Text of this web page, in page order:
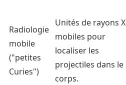
Radiologie
mobile
("petites
Curies")
Unités de rayons X
mobiles pour
localiser les
projectiles dans le
corps.